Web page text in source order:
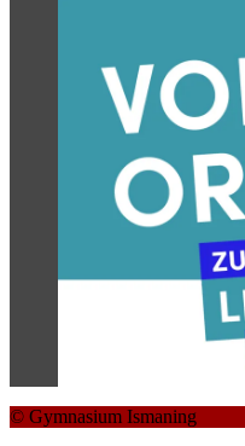
© Gymnasium Ismaning